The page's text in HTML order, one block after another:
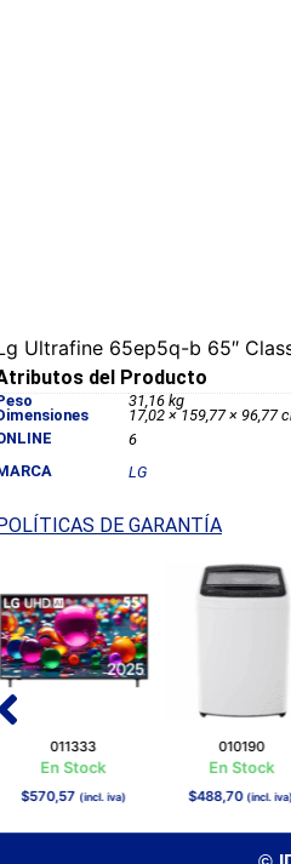
Ultrafine 65ep5q-b 65″
del Producto
31,16 kg
17,02 × 159,77 × 96,77
6
LG
DE GARANTÍA
011333
En Stock
$570,57 (incl. iva)
010190
En Stock
$488,70 (incl.